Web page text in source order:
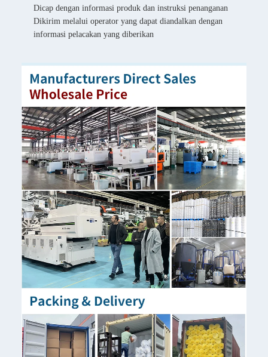
Dicap dengan informasi produk dan instruksi penanganan
Dikirim melalui operator yang dapat diandalkan dengan
informasi pelacakan yang diberikan